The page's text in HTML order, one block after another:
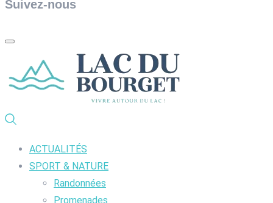
Suivez-nous
ACTUALITÉS
SPORT & NATURE
Randonnées
Promenades